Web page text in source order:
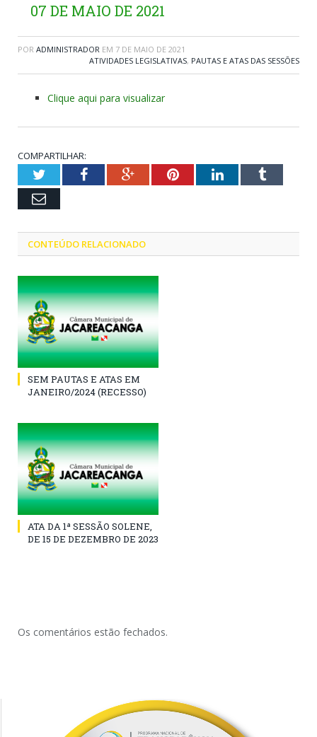
07 DE MAIO DE 2021
POR ADMINISTRADOR EM 7 DE MAIO DE 2021
ATIVIDADES LEGISLATIVAS, PAUTAS E ATAS DAS SESSÕES
Clique aqui para visualizar
COMPARTILHAR:
TwitterFacebookGoogle+PinterestLinkedInTumblr
Email
CONTEÚDO RELACIONADO
SEM PAUTAS E ATAS EM
JANEIRO/2024 (RECESSO)
ATA DA 1ª SESSÃO SOLENE,
DE 15 DE DEZEMBRO DE 2023
Os comentários estão fechados.